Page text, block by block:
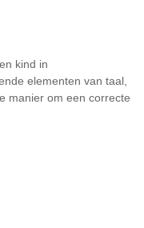
kind in
elementen van taal,
manier om een correcte